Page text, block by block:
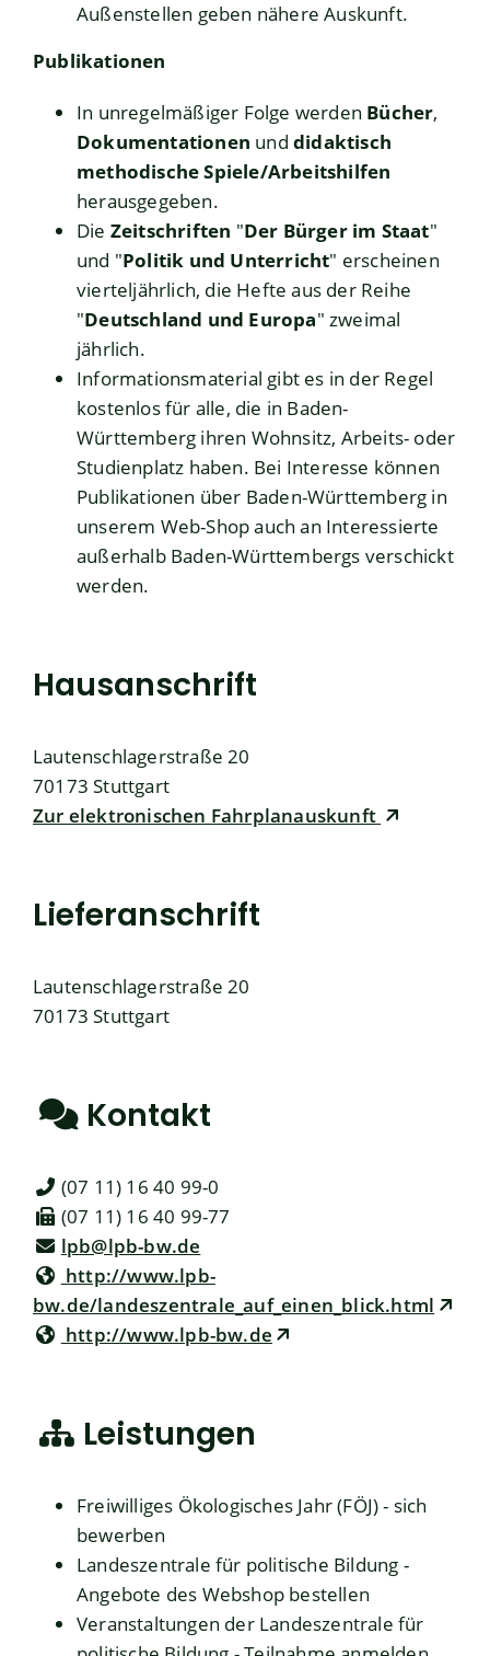
Außenstellen geben nähere Auskunft.
Publikationen
In unregelmäßiger Folge werden Bücher,
Dokumentationen und didaktisch
methodische Spiele/Arbeitshilfen
herausgegeben.
Die Zeitschriften "Der Bürger im Staat"
und "Politik und Unterricht" erscheinen
vierteljährlich, die Hefte aus der Reihe
"Deutschland und Europa" zweimal
jährlich.
Informationsmaterial gibt es in der Regel
kostenlos für alle, die in Baden-
Württemberg ihren Wohnsitz, Arbeits- oder
Studienplatz haben. Bei Interesse können
Publikationen über Baden-Württemberg in
unserem Web-Shop auch an Interessierte
außerhalb Baden-Württembergs verschickt
werden.
Hausanschrift
Lautenschlagerstraße 20
70173 Stuttgart
Zur elektronischen Fahrplanauskunft
Lieferanschrift
Lautenschlagerstraße 20
70173 Stuttgart
Kontakt
(07 11) 16 40 99-0
(07 11) 16 40 99-77
lpb@lpb-bw.de
http://www.lpb-
bw.de/landeszentrale_auf_einen_blick.html
http://www.lpb-bw.de
Leistungen
Freiwilliges Ökologisches Jahr (FÖJ) - sich
bewerben
Landeszentrale für politische Bildung -
Angebote des Webshop bestellen
Veranstaltungen der Landeszentrale für